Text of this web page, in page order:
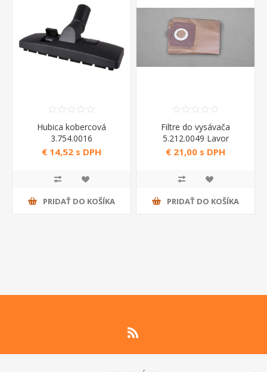
Hubica kobercová
3.754.0016
€ 14,52 s DPH
PRIDAŤ DO KOŠÍKA
Filtre do vysávača
5.212.0049 Lavor
€ 21,00 s DPH
PRIDAŤ DO KOŠÍKA